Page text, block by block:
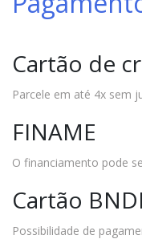
Cartão de
Parcele em até 4x sem
FINAME
O financiamento pode
Cartão
Possibilidade de